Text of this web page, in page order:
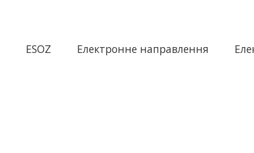
ESOZ Електронне направлення